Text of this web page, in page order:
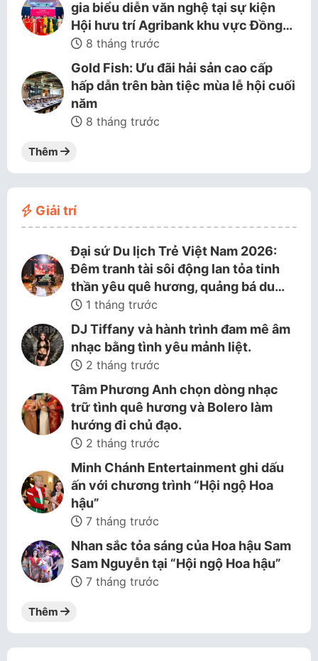
gia biểu diễn văn nghệ tại sự kiện
Hội hưu trí Agribank khu vực Đồng…
8 tháng trước
Gold Fish: Ưu đãi hải sản cao cấp
hấp dẫn trên bàn tiệc mùa lễ hội cuối
năm
8 tháng trước
Thêm
Giải trí
Đại sứ Du lịch Trẻ Việt Nam 2026:
Đêm tranh tài sôi động lan tỏa tinh
thần yêu quê hương, quảng bá du…
1 tháng trước
DJ Tiffany và hành trình đam mê âm
nhạc bằng tình yêu mảnh liệt.
2 tháng trước
Tâm Phương Anh chọn dòng nhạc
trữ tình quê hương và Bolero làm
hướng đi chủ đạo.
2 tháng trước
Minh Chánh Entertainment ghi dấu
ấn với chương trình “Hội ngộ Hoa
hậu”
7 tháng trước
Nhan sắc tỏa sáng của Hoa hậu Sam
Sam Nguyễn tại “Hội ngộ Hoa hậu”
7 tháng trước
Thêm